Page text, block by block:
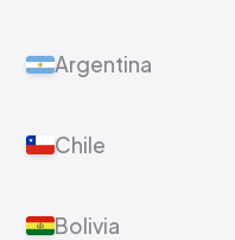
Argentina
Chile
Bolivia